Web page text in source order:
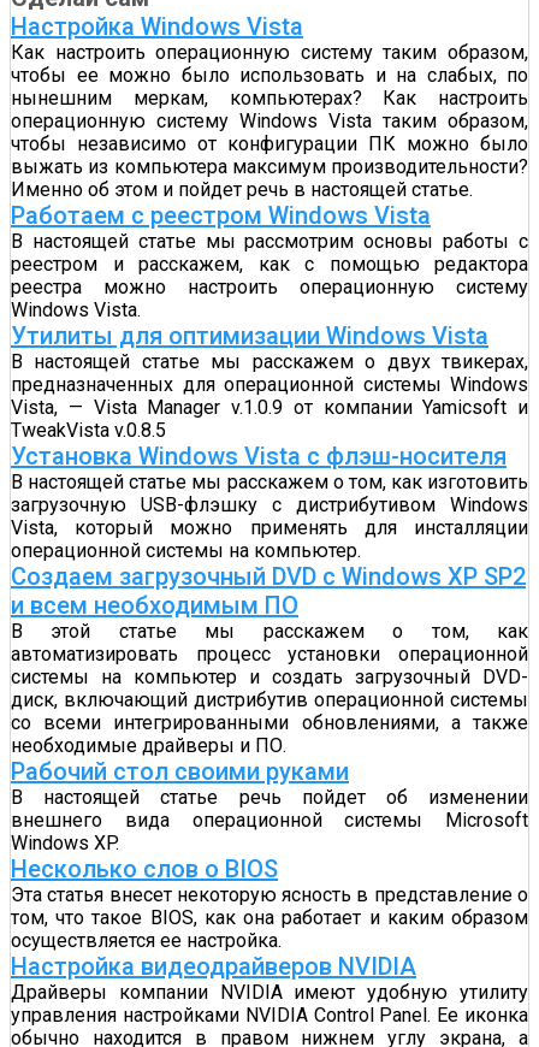
Настройка Windows Vista
Как настроить операционную систему таким образом,
чтобы ее можно было использовать и на слабых, по
нынешним меркам, компьютерах? Как настроить
операционную систему Windows Vista таким образом,
чтобы независимо от конфигурации ПК можно было
выжать из компьютера максимум производительности?
Именно об этом и пойдет речь в настоящей статье.
Работаем с реестром Windows Vista
В настоящей статье мы рассмотрим основы работы с
реестром и расскажем, как с помощью редактора
реестра можно настроить операционную систему
Windows Vista.
Утилиты для оптимизации Windows Vista
В настоящей статье мы расскажем о двух твикерах,
предназначенных для операционной системы Windows
Vista, — Vista Manager v.1.0.9 от компании Yamicsoft и
TweakVista v.0.8.5
Установка Windows Vista с флэш-носителя
В настоящей статье мы расскажем о том, как изготовить
загрузочную USB-флэшку с дистрибутивом Windows
Vista, который можно применять для инсталляции
операционной системы на компьютер.
Создаем загрузочный DVD c Windows XP SP2
и всем необходимым ПО
В этой статье мы расскажем о том, как
автоматизировать процесс установки операционной
системы на компьютер и создать загрузочный DVD-
диск, включающий дистрибутив операционной системы
со всеми интегрированными обновлениями, а также
необходимые драйверы и ПО.
Рабочий стол своими руками
В настоящей статье речь пойдет об изменении
внешнего вида операционной системы Microsoft
Windows XP.
Несколько слов о BIOS
Эта статья внесет некоторую ясность в представление о
том, что такое BIOS, как она работает и каким образом
осуществляется ее настройка.
Настройка видеодрайверов NVIDIA
Драйверы компании NVIDIA имеют удобную утилиту
управления настройками NVIDIA Control Panel. Ее иконка
обычно находится в правом нижнем углу экрана, а